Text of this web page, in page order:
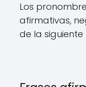
Los
afirmativas,
de la